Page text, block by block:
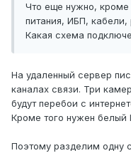
Что еще нужно, кроме
питания, ИБП, кабели,
Какая схема
На удаленный сервер
каналах связи. Три
будут перебои с
Кроме того нужен белый
Поэтому разделим одну